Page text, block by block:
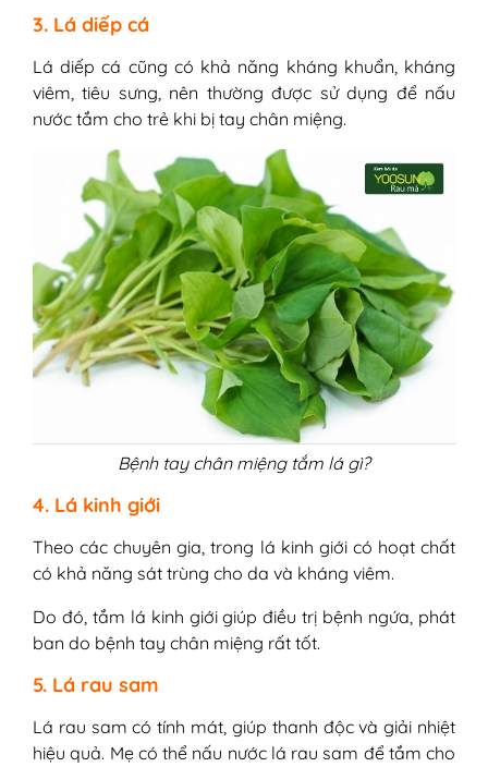
3. Lá diếp cá
Lá diếp cá cũng có khả năng kháng khuẩn, kháng
viêm, tiêu sưng, nên thường được sử dụng để nấu
nước tắm cho trẻ khi bị tay chân miệng.
Bệnh tay chân miệng tắm lá gì?
4. Lá kinh giới
Theo các chuyên gia, trong lá kinh giới có hoạt chất
có khả năng sát trùng cho da và kháng viêm.
Do đó, tắm lá kinh giới giúp điều trị bệnh ngứa, phát
ban do bệnh tay chân miệng rất tốt.
5. Lá rau sam
Lá rau sam có tính mát, giúp thanh độc và giải nhiệt
hiệu quả. Mẹ có thể nấu nước lá rau sam để tắm cho